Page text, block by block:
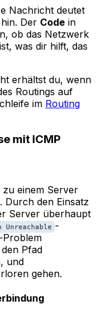
Nachricht deutet
Der Code in
ob das Netzwerk
was dir hilft, das
erhältst du, wenn
Routings auf
im Routing
mit ICMP
zu einem Server
Durch den Einsatz
Server überhaupt
-
Problem
Pfad
und
gehen.